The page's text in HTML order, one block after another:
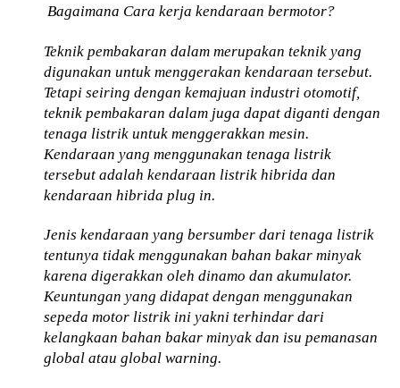
Bagaimana Cara kerja kendaraan bermotor?
Teknik pembakaran dalam merupakan teknik yang
digunakan untuk menggerakan kendaraan tersebut.
Tetapi seiring dengan kemajuan industri otomotif,
teknik pembakaran dalam juga dapat diganti dengan
tenaga listrik untuk menggerakkan mesin.
Kendaraan yang menggunakan tenaga listrik
tersebut adalah kendaraan listrik hibrida dan
kendaraan hibrida plug in.
Jenis kendaraan yang bersumber dari tenaga listrik
tentunya tidak menggunakan bahan bakar minyak
karena digerakkan oleh dinamo dan akumulator.
Keuntungan yang didapat dengan menggunakan
sepeda motor listrik ini yakni terhindar dari
kelangkaan bahan bakar minyak dan isu pemanasan
global atau global warning.